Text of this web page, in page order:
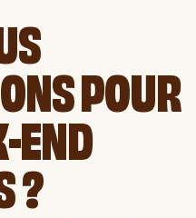
POUR
END
?